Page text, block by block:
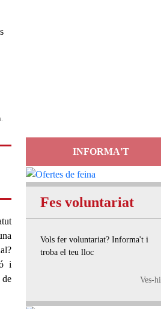
?
i
INFORMA'T
Fes voluntariat
Vols fer voluntariat? Informa't i
troba el teu lloc
Ves-hi